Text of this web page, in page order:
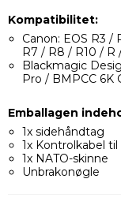
Kompatibilitet:
Canon: EOS R3 /
R7 / R8 / R10 / R
Blackmagic
Pro / BMPCC 6K
Emballagen
1x sidehåndtag
1x Kontrolkabel
1x NATO-skinne
Unbrakonøgle